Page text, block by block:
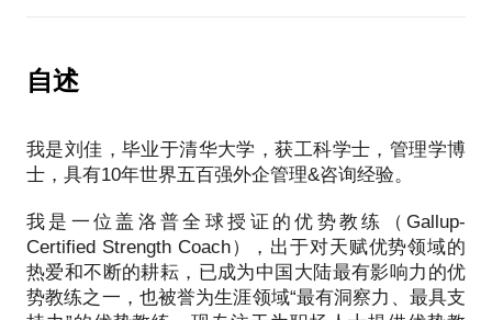
论知识和辅导技能。
实践落地方法，有效地运用和管理自己的优势，实现
于优势的个人成长策略帮助人们过上更加有激情、有
价值的生活，在自我实现的道路上成为更好的自己，
获得人生真正的成就感和满足感。
我是盖洛普全球授证的优势教练，创建了致力于传播
和应用优势理念的机构：殷睐学堂，并于2017年开办
了全国首个《天赋优势工作坊》和《优势辅导师研修
建自信事业家庭，平衡整合欢迎来到殷睐学堂，加入
我们，共同探索你的天赋才干，实现人生目标，开启
队研发设计的工作坊全新升级，将为你带来：一套基
于国际权威测评的优势语言：用全球公信力最强的测
评工具帮你全面解读才干优势;一次彼此看见团体赋能
的巅峰体验：以人为镜，用伙伴的力量帮你确认和主
张自己的优势;一个助力完美事业的全新优势视角：发
现属于自己的工作风格，打造内外一致的人际关系;一
自述
我是刘佳，毕业于清华大学，获工科学士，管理学博
士，具有10年世界五百强外企管理&咨询经验。
我是一位盖洛普全球授证的优势教练（Gallup-
Certified Strength Coach），出于对天赋优势领域的
热爱和不断的耕耘，已成为中国大陆最有影响力的优
势教练之一，也被誉为生涯领域“最有洞察力、最具支